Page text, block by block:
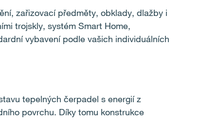
zařizovací předměty, obklady, dlažby i
trojskly, systém Smart Home,
vybavení podle vašich individuálních
tepelných čerpadel s energií z
povrchu. Díky tomu konstrukce